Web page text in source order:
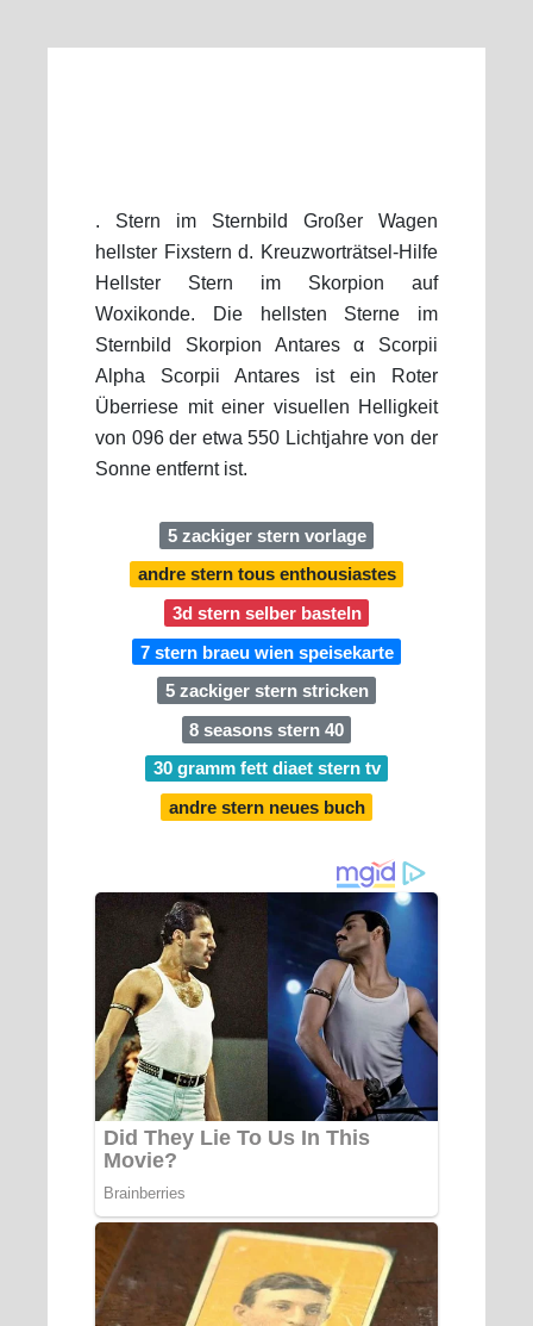
. Stern im Sternbild Großer Wagen
hellster Fixstern d. Kreuzworträtsel-Hilfe
Hellster Stern im Skorpion auf
Woxikonde. Die hellsten Sterne im
Sternbild Skorpion Antares α Scorpii
Alpha Scorpii Antares ist ein Roter
Überriese mit einer visuellen Helligkeit
von 096 der etwa 550 Lichtjahre von der
Sonne entfernt ist.
5 zackiger stern vorlage
andre stern tous enthousiastes
3d stern selber basteln
7 stern braeu wien speisekarte
5 zackiger stern stricken
8 seasons stern 40
30 gramm fett diaet stern tv
andre stern neues buch